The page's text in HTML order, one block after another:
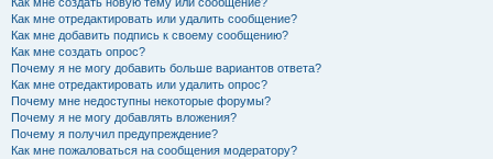
Как мне отредактировать или удалить сообщение?
Как мне добавить подпись к своему сообщению?
Как мне создать опрос?
Почему я не могу добавить больше вариантов ответа?
Как мне отредактировать или удалить опрос?
Почему мне недоступны некоторые форумы?
Почему я не могу добавлять вложения?
Почему я получил предупреждение?
Как мне пожаловаться на сообщения модератору?